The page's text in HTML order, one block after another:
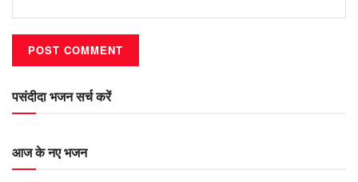
पसंदीदा भजन सर्च करें
आज के नए भजन